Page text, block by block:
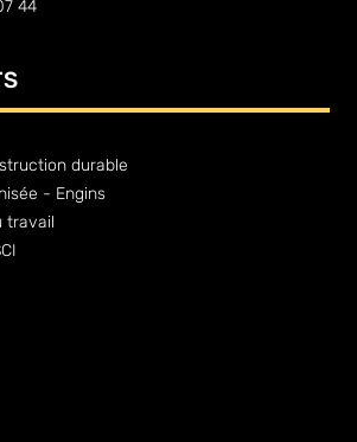
44
durable
- Engins
travail